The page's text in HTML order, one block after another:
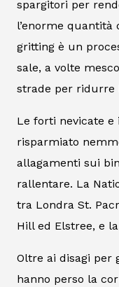
spargitori per
l’enorme
gritting è un
sale, a volte
strade per ridurre
Le forti nevicate e
risparmiato
allagamenti sui
rallentare. La
tra Londra St.
Hill ed Elstree, e
Oltre ai disagi per
hanno perso la